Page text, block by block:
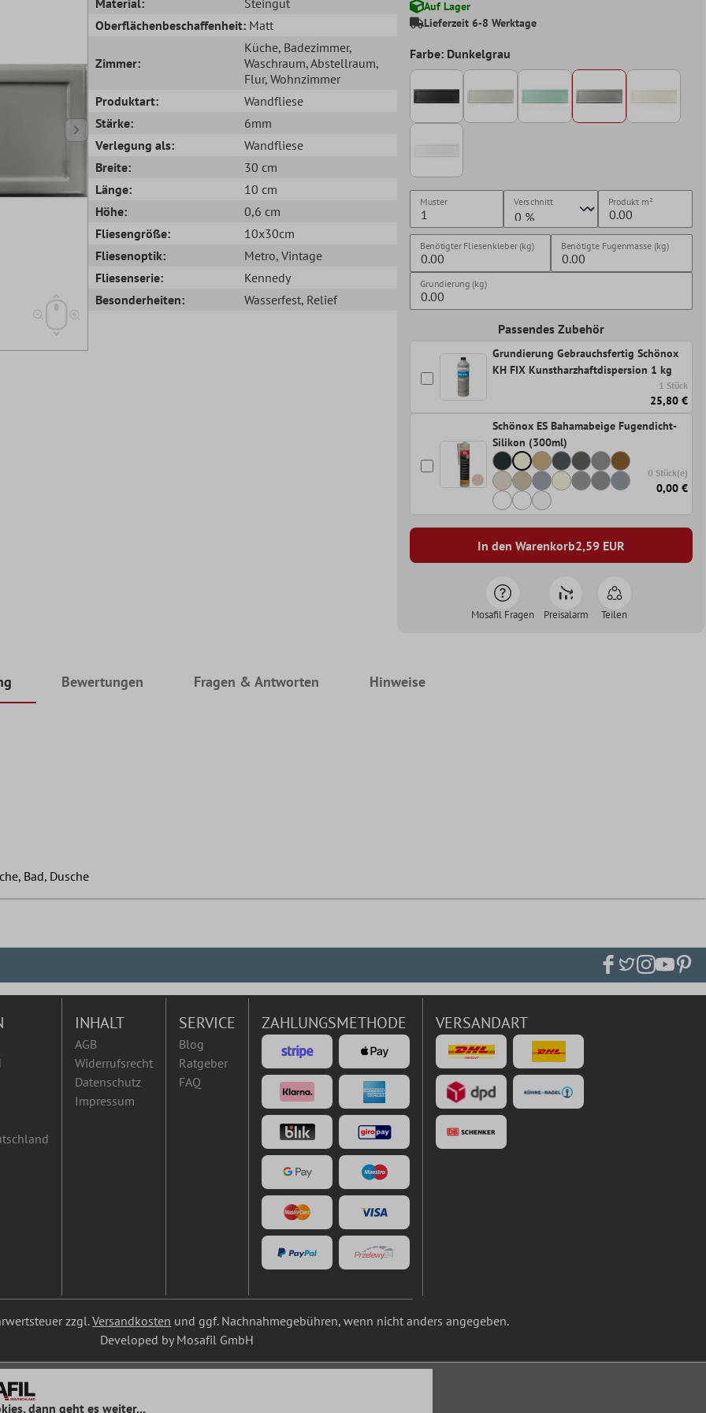
Oberflächenbeschaffenheit: Matt
Zimmer:
Küche, Badezimmer,
Waschraum, Abstellraum,
Flur, Wohnzimmer
Produktart:
Wandfliese
Stärke:
6mm
Verlegung als:
Wandfliese
Breite:
30 cm
Länge:
10 cm
Höhe:
0,6 cm
Fliesengröße:
10x30cm
Fliesenoptik:
Metro, Vintage
Fliesenserie:
Kennedy
Besonderheiten:
Wasserfest, Relief
Auf Lager
Lieferzeit 6-8 Werktage
Farbe: Dunkelgrau
Muster Verschnitt Produkt m²
Benötigter Fliesenkleber (kg) Benötigte Fugenmasse (kg)
Grundierung (kg)
Passendes Zubehör
Grundierung Gebrauchsfertig Schönox
KH FIX Kunstharzhaftdispersion 1 kg
1 Stück
25,80 €
Schönox ES Bahamabeige Fugendicht-
Silikon (300ml)
0 Stück(e)
0,00 €
In den Warenkorb2,59EUR
Mosafil Fragen Preisalarm Teilen
Bewertungen Fragen & Antworten Hinweise
Bad, Dusche
INHALT
AGB
Widerrufsrecht
Datenschutz
Impressum
SERVICE
Blog
Ratgeber
FAQ
ZAHLUNGSMETHODE VERSANDART
zzgl.Versandkosten und ggf. Nachnahmegebühren, wenn nicht anders angegeben.
Developed by Mosafil GmbH
dann geht es weiter...